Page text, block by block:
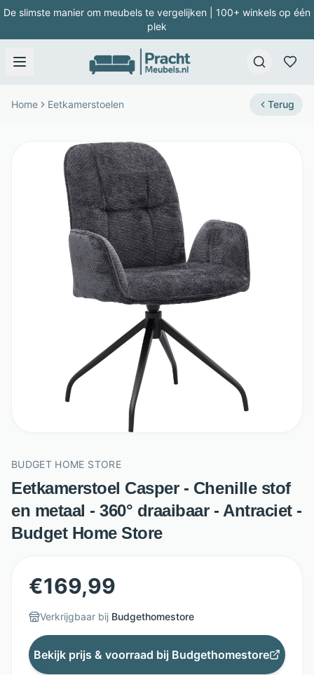
De slimste manier om meubels te vergelijken | 100+ winkels op één
plek
Home Eetkamerstoelen Terug
BUDGET HOME STORE
Eetkamerstoel Casper - Chenille stof
en metaal - 360° draaibaar - Antraciet -
Budget Home Store
€169,99
Verkrijgbaar bij Budgethomestore
Bekijk prijs & voorraad bij Budgethomestore